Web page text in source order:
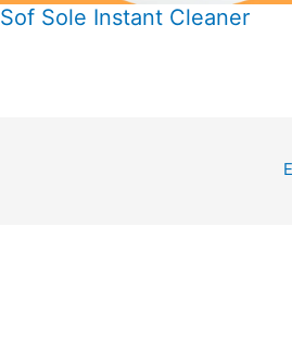
Sof Sole Instant Cleaner